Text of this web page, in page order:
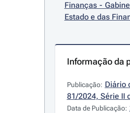
Finanças -
Estado e das
Informação da
Publicação: Diário
81/2024, Série II
Data de Publicação: